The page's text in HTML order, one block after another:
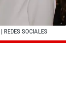
| REDES SOCIALES